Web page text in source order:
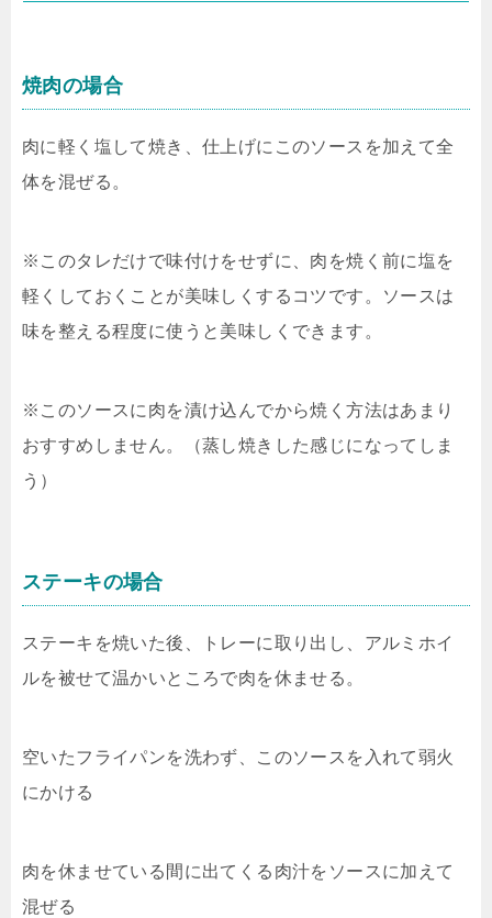
焼肉の場合
肉に軽く塩して焼き、仕上げにこのソースを加えて全
体を混ぜる。
※このタレだけで味付けをせずに、肉を焼く前に塩を
軽くしておくことが美味しくするコツです。ソースは
味を整える程度に使うと美味しくできます。
※このソースに肉を漬け込んでから焼く方法はあまり
おすすめしません。（蒸し焼きした感じになってしま
う）
ステーキの場合
ステーキを焼いた後、トレーに取り出し、アルミホイ
ルを被せて温かいところで肉を休ませる。
空いたフライパンを洗わず、このソースを入れて弱火
にかける
肉を休ませている間に出てくる肉汁をソースに加えて
混ぜる